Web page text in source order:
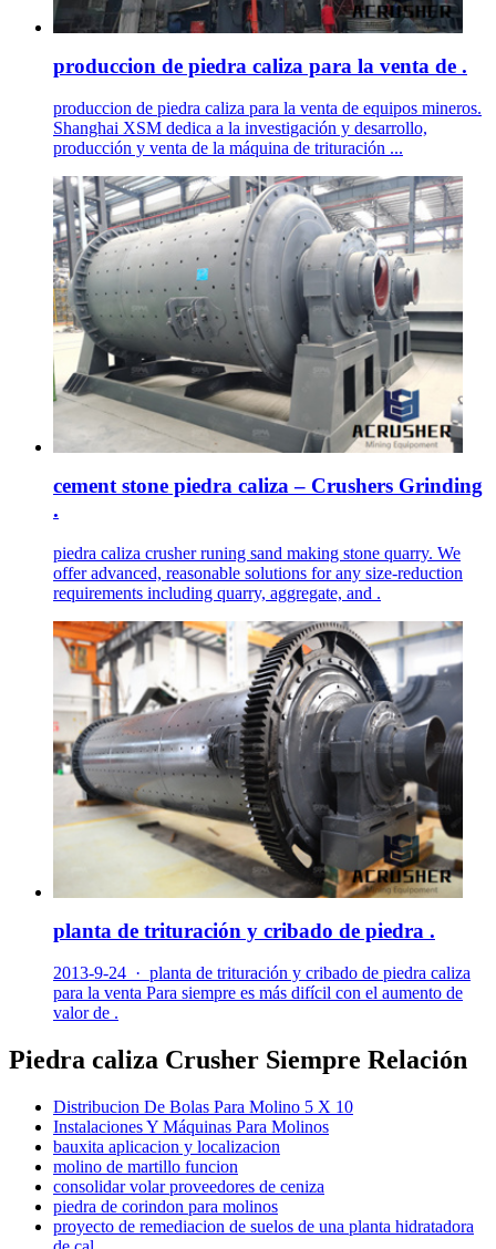
produccion de piedra caliza para la venta de .
produccion de piedra caliza para la venta de equipos mineros.
Shanghai XSM dedica a la investigación y desarrollo,
producción y venta de la máquina de trituración ...
cement stone piedra caliza – Crushers Grinding
.
piedra caliza crusher runing sand making stone quarry. We
offer advanced, reasonable solutions for any size-reduction
requirements including quarry, aggregate, and .
planta de trituración y cribado de piedra .
2013-9-24 · planta de trituración y cribado de piedra caliza
para la venta Para siempre es más difícil con el aumento de
valor de .
Piedra caliza Crusher Siempre Relación
Distribucion De Bolas Para Molino 5 X 10
Instalaciones Y Máquinas Para Molinos
bauxita aplicacion y localizacion
molino de martillo funcion
consolidar volar proveedores de ceniza
piedra de corindon para molinos
proyecto de remediacion de suelos de una planta hidratadora